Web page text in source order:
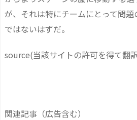
が、それは特にチームにとって問
ではないはずだ。
source(当該サイトの許可を得て翻
関連記事（広告含む）